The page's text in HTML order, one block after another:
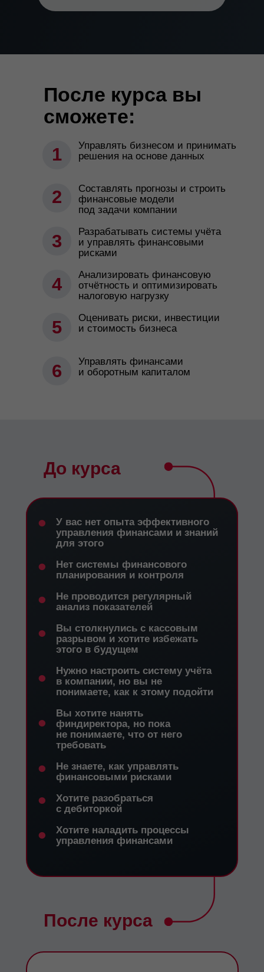
После курса вы
сможете:
Управлять бизнесом и принимать
решения на основе данных
Составлять прогнозы и строить
финансовые модели
под задачи компании
1
2
Разрабатывать системы учёта
и управлять финансовыми
рисками
Анализировать финансовую
отчётность и оптимизировать
налоговую нагрузку
3
4
Оценивать риски, инвестиции
и стоимость бизнеса
5
Управлять финансами
и оборотным капиталом
6
До курса
После курса
У вас нет опыта эффективного
управления финансами и знаний
для этого
Нет системы финансового
планирования и контроля
Не проводится регулярный
анализ показателей
Вы столкнулись с кассовым
разрывом и хотите избежать
этого в будущем
Нужно настроить систему учёта
в компании, но вы не
понимаете, как к этому подойти
Вы хотите нанять
финдиректора, но пока
не понимаете, что от него
требовать
Не знаете, как управлять
финансовыми рисками
Хотите разобраться
с дебиторкой
Хотите наладить процессы
управления финансами
•
•
•
•
•
•
•
•
•